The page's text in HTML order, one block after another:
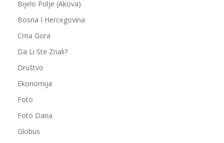
Bijelo Polje (Akova)
Bosna I Hercegovina
Crna Gora
Da Li Ste Znali?
Društvo
Ekonomija
Foto
Foto Dana
Globus